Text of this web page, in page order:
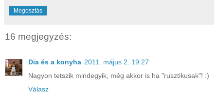
Megosztás
16 megjegyzés:
Dia és a konyha 2011. május 2. 19:27
Nagyon tetszik mindegyik, még akkor is ha "rusztikusak"! :)
Válasz